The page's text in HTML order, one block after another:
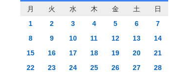
月 火 水 木 金 土
日
1
2 3 4 5 6
7
8
9 10 11 12 13
14
15
16 17 18 19 20
21
22
23 24 25 26 27
28